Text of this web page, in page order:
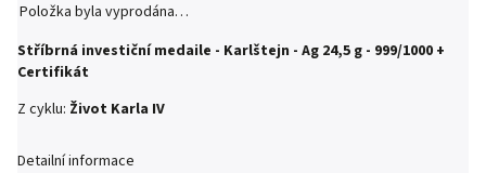
Položka byla vyprodána…
Stříbrná investiční medaile - Karlštejn - Ag 24,5 g - 999/1000 +
Certifikát
Z cyklu: Život Karla IV
Detailní informace